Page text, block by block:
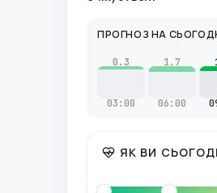
ПРОГНОЗ НА
0.3
03:00
1.7
06:00
ЯК ВИ